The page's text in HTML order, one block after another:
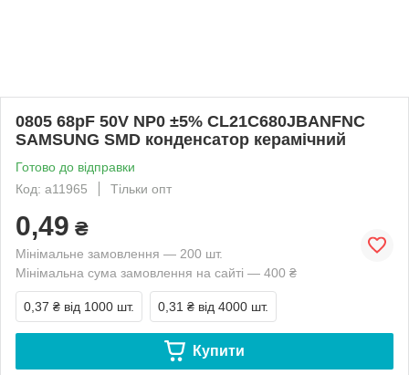
0805 68pF 50V NP0 ±5% CL21C680JBANFNC
SAMSUNG SMD конденсатор керамічний
Готово до відправки
Код: a11965
Тільки опт
0,49 ₴
Мінімальне замовлення — 200 шт.
Мінімальна сума замовлення на сайті — 400 ₴
0,37 ₴ від 1000 шт. 0,31 ₴ від 4000 шт.
Купити